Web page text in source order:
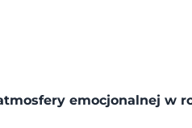
emocjonalnej w